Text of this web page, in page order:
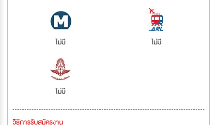
ไม่มี ไม่มี
ไม่มี
วิธีการรับสมัครงาน